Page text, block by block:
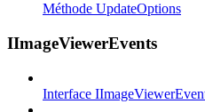
Méthode UpdateOptions
IImageViewerEvents
Interface